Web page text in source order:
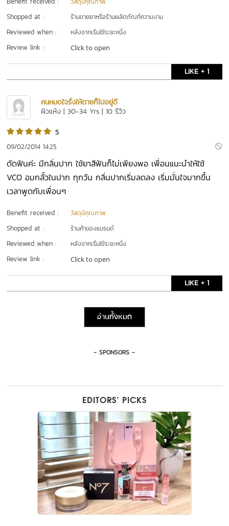
Shopped at : ร้านขายยาหรือร้านผลิตภัณฑ์ความงาม
Reviewed when : หลังจากเริ่มใช้ระยะหนึ่ง
Review link : Click to open
LIKE + 1
คนหมดใจรั้งให้ตายก็ไปอยู่ดี
ผิวแห้ง | 30-34 Yrs | 10 รีวิว
5
09/02/2014 14:25
ดัดฟันค่ะ มีกลิ่นปาก ใช้ยาสีฟันก็ไม่เพียงพอ เพื่อนแนะนำให้ใช้
VCO อมกลั้วในปาก ทุกวัน กลิ่นปากเริ่มลดลง เริ่มมั่นใจมากขึ้น
เวลาพูดกับเพื่อนๆ
Benefit received : วัสดุมีคุณภาพ
Shopped at : ร้านค้าของแบรนด์
Reviewed when : หลังจากเริ่มใช้ระยะหนึ่ง
Review link : Click to open
LIKE + 1
อ่านทั้งหมด
- SPONSORS -
EDITORS’ PICKS